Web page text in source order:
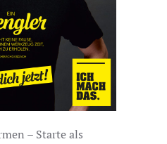
– Starte als